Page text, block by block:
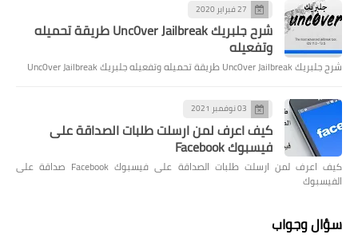
27 فبراير 2020
شرح جلبريك Unc0ver Jailbreak طريقة تحميله
وتفعيله
شرح جلبريك Unc0ver Jailbreak طريقة تحميله وتفعيله جلبريك Unc0ver Jailbreak
03 نوفمبر 2021
كيف اعرف لمن ارسلت طلبات الصداقة على
فيسبوك Facebook
كيف اعرف لمن ارسلت طلبات الصداقة على فيسبوك Facebook صداقة على
الفيسبوك
سؤال وجواب